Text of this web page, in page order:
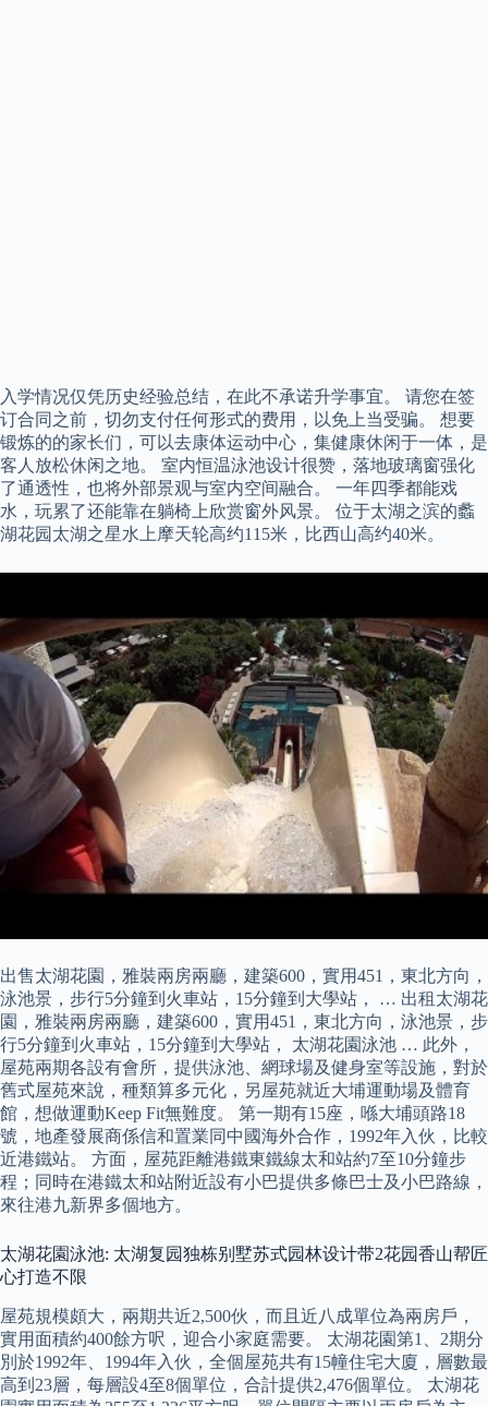
入学情况仅凭历史经验总结，在此不承诺升学事宜。 请您在签
订合同之前，切勿支付任何形式的费用，以免上当受骗。 想要
锻炼的的家长们，可以去康体运动中心，集健康休闲于一体，是
客人放松休闲之地。 室内恒温泳池设计很赞，落地玻璃窗强化
了通透性，也将外部景观与室内空间融合。 一年四季都能戏
水，玩累了还能靠在躺椅上欣赏窗外风景。 位于太湖之滨的蠡
湖花园太湖之星水上摩天轮高约115米，比西山高约40米。
出售太湖花園，雅裝兩房兩廳，建築600，實用451，東北方向，
泳池景，步行5分鐘到火車站，15分鐘到大學站， … 出租太湖花
園，雅裝兩房兩廳，建築600，實用451，東北方向，泳池景，步
行5分鐘到火車站，15分鐘到大學站， 太湖花園泳池 … 此外，
屋苑兩期各設有會所，提供泳池、網球場及健身室等設施，對於
舊式屋苑來說，種類算多元化，另屋苑就近大埔運動場及體育
館，想做運動Keep Fit無難度。 第一期有15座，喺大埔頭路18
號，地產發展商係信和置業同中國海外合作，1992年入伙，比較
近港鐵站。 方面，屋苑距離港鐵東鐵線太和站約7至10分鐘步
程；同時在港鐵太和站附近設有小巴提供多條巴士及小巴路線，
來往港九新界多個地方。
太湖花園泳池: 太湖复园独栋别墅苏式园林设计带2花园香山帮匠
心打造不限
屋苑規模頗大，兩期共近2,500伙，而且近八成單位為兩房戶，
實用面積約400餘方呎，迎合小家庭需要。 太湖花園第1、2期分
別於1992年、1994年入伙，全個屋苑共有15幢住宅大廈，層數最
高到23層，每層設4至8個單位，合計提供2,476個單位。 太湖花